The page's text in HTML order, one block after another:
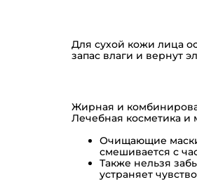
Для сухой кожи лица
запас влаги и вернут
Жирная и
Лечебная косметика и
Очищающие маски
смешивается с
Также нельзя
устраняет